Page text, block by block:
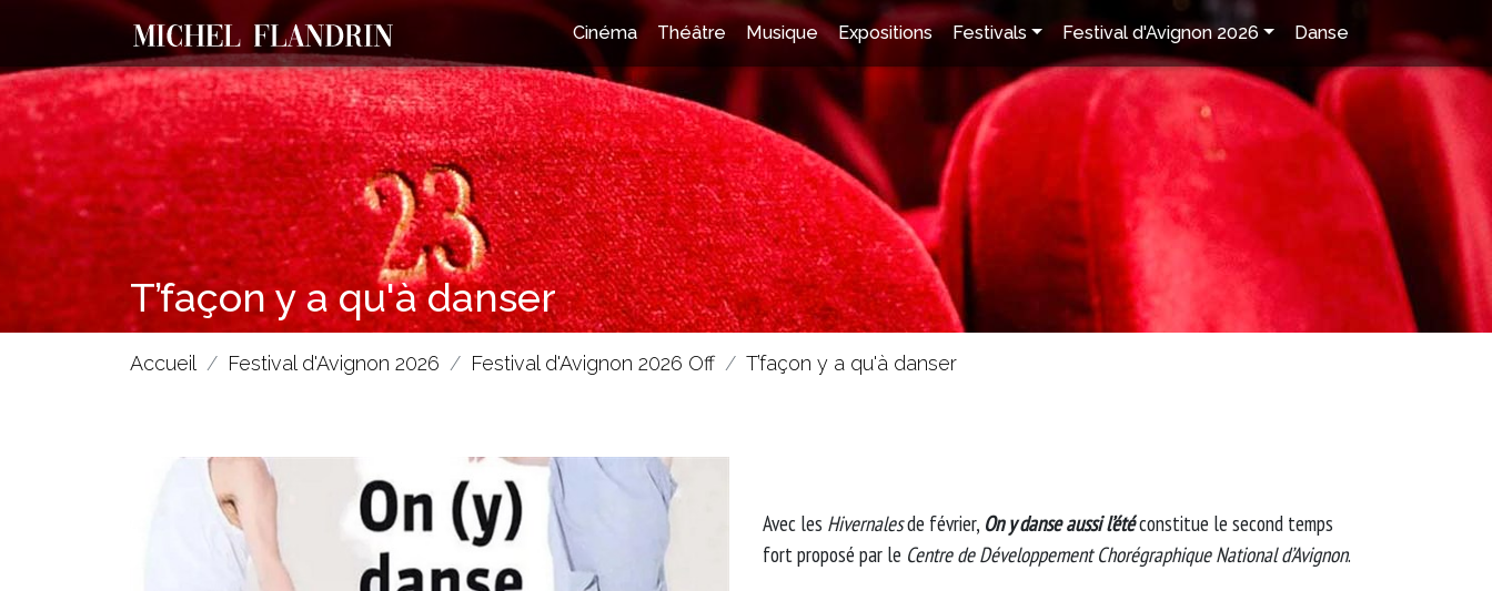
Cinéma Théâtre Musique Expositions Festivals Festival d'Avignon 2026 Danse
T’façon y a qu'à danser
Accueil Festival d'Avignon 2026 Festival d'Avignon 2026 Off T’façon y a qu'à danser
Avec les Hivernalesde février, On y danse aussi l’étéconstitue le second temps
fort proposé par le Centre de Développement Chorégraphique National d’Avignon.